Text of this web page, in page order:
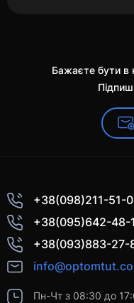
Бажаєте бути в
+38(098)211-51-
+38(095)642-48-
+38(093)883-27-
Пн-Чт з 08:30 до